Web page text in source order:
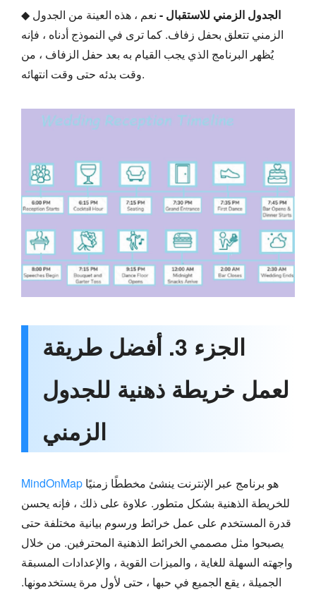
◆ الجدول الزمني للاستقبال - نعم ، هذه العينة من الجدول
الزمني تتعلق بحفل زفاف. كما ترى في النموذج أدناه ، فإنه
يُظهر البرنامج الذي يجب القيام به بعد حفل الزفاف ، من
وقت بدئه حتى وقت انتهائه.
الجزء 3. أفضل طريقة
لعمل خريطة ذهنية للجدول
الزمني
MindOnMap
للخريطة الذهنية بشكل متطور. علاوة على ذلك ، فإنه يحسن
قدرة المستخدم على عمل خرائط ورسوم بيانية مختلفة حتى
يصبحوا مثل مصممي الخرائط الذهنية المحترفين. من خلال
واجهته السهلة للغاية ، والميزات القوية ، والإعدادات المسبقة
الجميلة ، يقع الجميع في حبها ، حتى لأول مرة يستخدمونها.